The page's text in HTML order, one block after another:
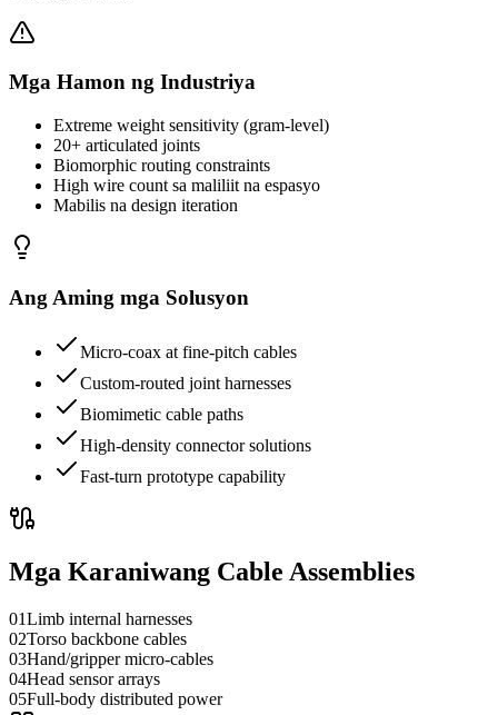
Mga Hamon ng Industriya
Extreme weight sensitivity (gram-level)
20+ articulated joints
Biomorphic routing constraints
High wire count sa maliliit na espasyo
Mabilis na design iteration
Ang Aming mga Solusyon
Micro-coax at fine-pitch cables
Custom-routed joint harnesses
Biomimetic cable paths
High-density connector solutions
Fast-turn prototype capability
Mga Karaniwang Cable Assemblies
01Limb internal harnesses
02Torso backbone cables
03Hand/gripper micro-cables
04Head sensor arrays
05Full-body distributed power